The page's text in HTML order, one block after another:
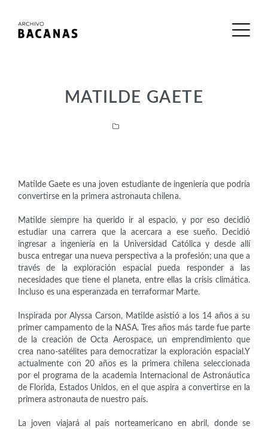
MATILDE GAETE
Matilde Gaete es una joven estudiante de ingeniería que podría
convertirse en la primera astronauta chilena.
Matilde siempre ha querido ir al espacio, y por eso decidió
estudiar una carrera que la acercara a ese sueño. Decidió
ingresar a ingeniería en la Universidad Católica y desde allí
busca entregar una nueva perspectiva a la profesión; una que a
través de la exploración espacial pueda responder a las
necesidades que tiene el planeta, entre ellas la crisis climática.
Incluso es una esperanzada en terraformar Marte.
Inspirada por Alyssa Carson, Matilde asistió a los 14 años a su
primer campamento de la NASA. Tres años más tarde fue parte
de la creación de Octa Aerospace, un emprendimiento que
crea nano-satélites para democratizar la exploración espacial.Y
actualmente con 20 años es la primera chilena seleccionada
por el programa de la academia Internacional de Astronáutica
de Florida, Estados Unidos, en el que aspira a convertirse en la
primera astronauta de nuestro país.
La joven viajará al país norteamericano en abril, donde se